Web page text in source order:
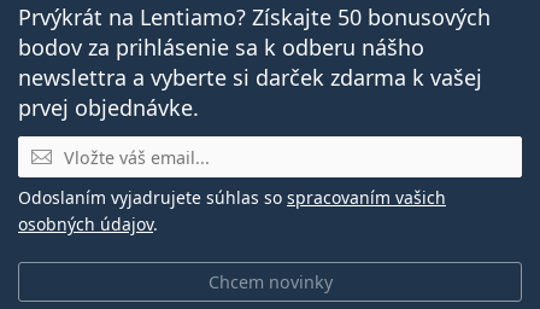
Prvýkrát na Lentiamo? Získajte 50 bonusových
bodov za prihlásenie sa k odberu nášho
newslettra a vyberte si darček zdarma k vašej
prvej objednávke.
E-mail
Chcem novinky
Odoslaním vyjadrujete súhlas so spracovaním vašich
osobných údajov.